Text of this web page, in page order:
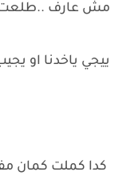
مش عارف ..طلعت
ييجي ياخدنا او
كدا كملت كمان